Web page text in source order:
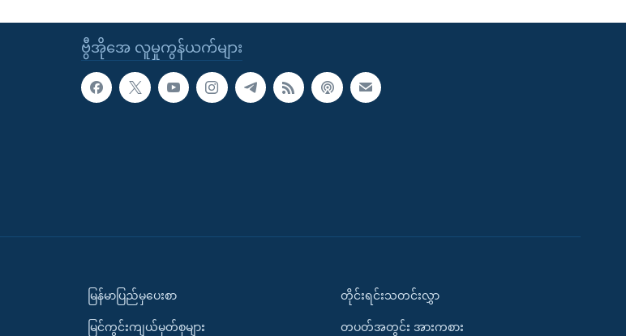
ဗွီအိုအေ လူမှုကွန်ယက်များ
မြန်မာပြည်မှပေးစာ
မြင်ကွင်းကျယ်မှတ်စုများ
တိုင်းရင်းသတင်းလွှာ
တပတ်အတွင်း အားကစား